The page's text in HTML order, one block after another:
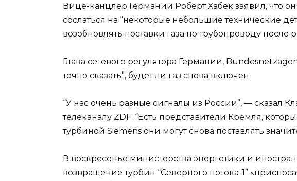
Вице-канцлер Германии Роберт Хабек заявил, что
сослаться на “некоторые небольшие технические
возобновлять поставки газа по трубопроводу после
Глава сетевого регулятора Германии,
точно сказать”, будет ли газ снова включен.
“У нас очень разные сигналы из России”, — сказал
телеканалу ZDF. “Есть представители Кремля,
турбиной Siemens они могут снова поставлять
В воскресенье министерства энергетики и
возвращение турбин “Северного потока-1”